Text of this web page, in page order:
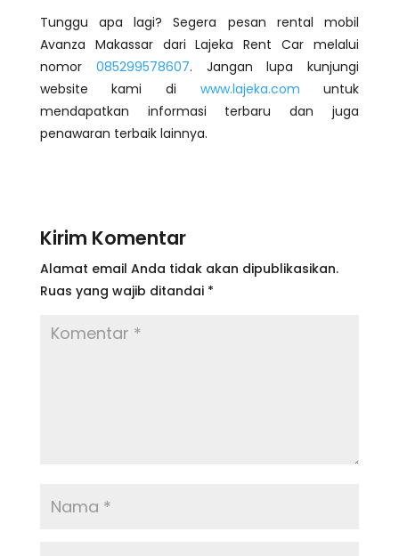
Tunggu apa lagi? Segera pesan rental mobil
Avanza Makassar dari Lajeka Rent Car melalui
nomor 085299578607. Jangan lupa kunjungi
website kami di www.lajeka.com untuk
mendapatkan informasi terbaru dan juga
penawaran terbaik lainnya.
Kirim Komentar
Alamat email Anda tidak akan dipublikasikan.
Ruas yang wajib ditandai *